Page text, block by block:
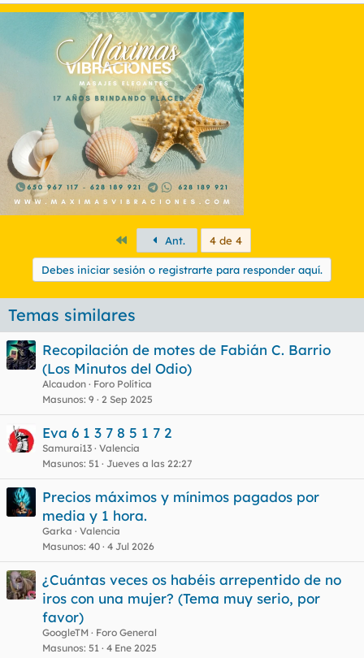
PrimeroAnt. 4 de 4
Debes iniciar sesión o registrarte para responder aquí.
Temas similares
Recopilación de motes de Fabián C. Barrio
(Los Minutos del Odio)
Alcaudon
Foro Política
Masunos 9 2 Sep 2025
Eva 6 1 3 7 8 5 1 7 2
Samurai13 Valencia
Masunos 51 Jueves a las 22:27
Precios máximos y mínimos pagados por
media y 1 hora.
Garka
Valencia
Masunos 40 4 Jul 2026
¿Cuántas veces os habéis arrepentido de no
iros con una mujer? (Tema muy serio, por
favor)
GoogleTM
Foro General
Masunos 51 4 Ene 2025